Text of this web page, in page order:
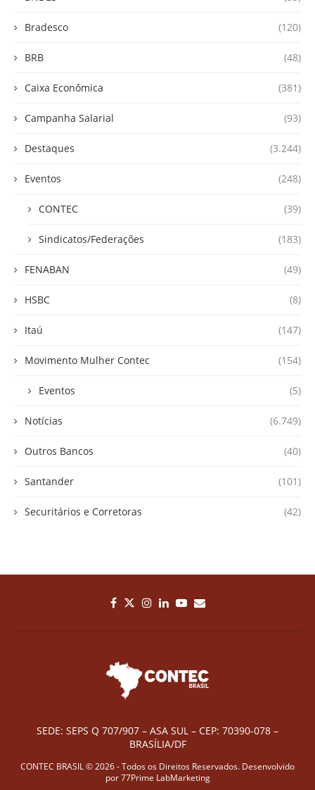
Bradesco (120)
BRB (48)
Caixa Econômica (381)
Campanha Salarial (93)
Destaques (3.244)
Eventos (248)
CONTEC (39)
Sindicatos/Federações (183)
FENABAN (49)
HSBC (8)
Itaú (147)
Movimento Mulher Contec (154)
Eventos (5)
Notícias (6.749)
Outros Bancos (40)
Santander (101)
Securitários e Corretoras (42)
SEDE: SEPS Q 707/907 – ASA SUL – CEP: 70390-078 –
BRASÍLIA/DF
CONTEC BRASIL © 2026 - Todos os Direitos Reservados. Desenvolvido
por77Prime LabMarketing